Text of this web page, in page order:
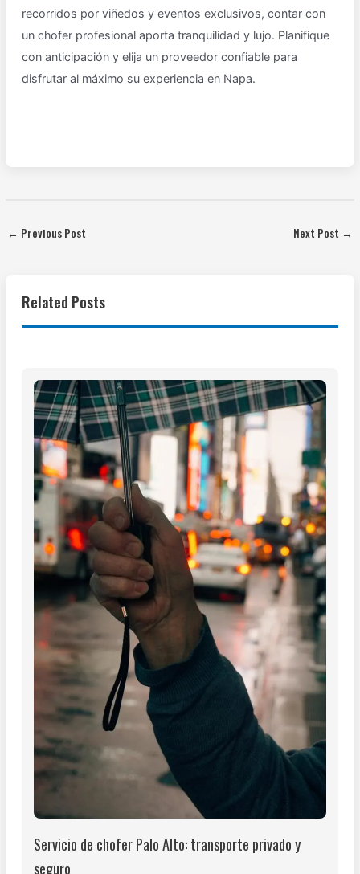
recorridos por viñedos y eventos exclusivos, contar con
un chofer profesional aporta tranquilidad y lujo. Planifique
con anticipación y elija un proveedor confiable para
disfrutar al máximo su experiencia en Napa.
← Previous Post Next Post →
Related Posts
Servicio de chofer Palo Alto: transporte privado y
seguro